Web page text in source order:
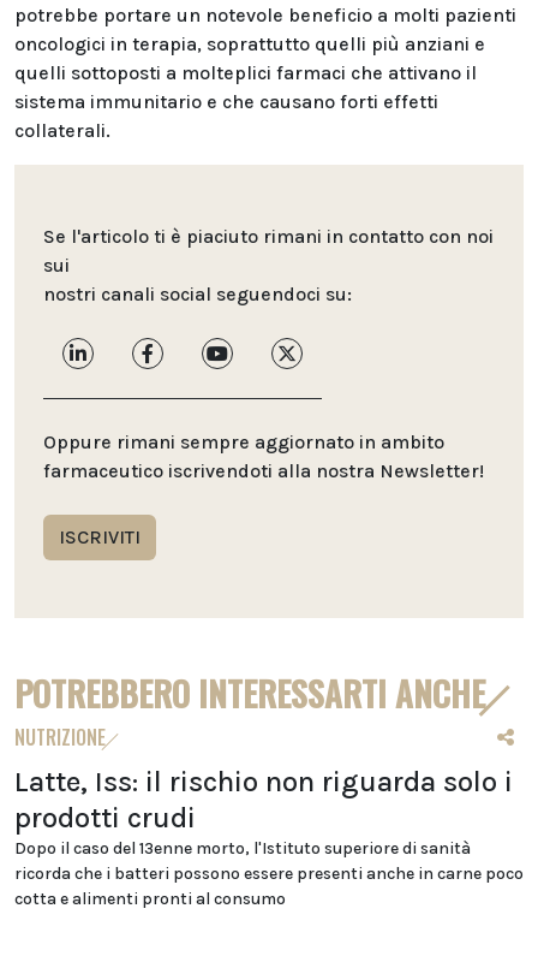
potrebbe portare un notevole beneficio a molti pazienti
oncologici in terapia, soprattutto quelli più anziani e
quelli sottoposti a molteplici farmaci che attivano il
sistema immunitario e che causano forti effetti
collaterali.
Se l'articolo ti è piaciuto rimani in contatto con noi
sui
nostri canali social seguendoci su:
Oppure rimani sempre aggiornato in ambito
farmaceutico iscrivendoti alla nostra Newsletter!
ISCRIVITI
POTREBBERO INTERESSARTI ANCHE
NUTRIZIONE
Latte, Iss: il rischio non riguarda solo i
prodotti crudi
Dopo il caso del 13enne morto, l'Istituto superiore di sanità
ricorda che i batteri possono essere presenti anche in carne poco
cotta e alimenti pronti al consumo